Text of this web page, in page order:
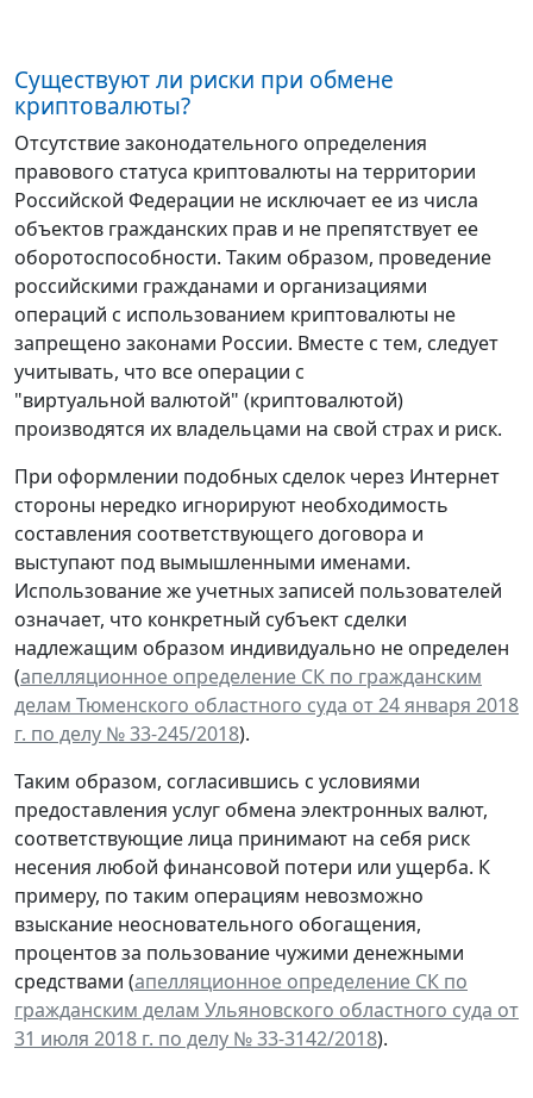
Существуют ли риски при обмене
криптовалюты?
Отсутствие законодательного определения
правового статуса криптовалюты на территории
Российской Федерации не исключает ее из числа
объектов гражданских прав и не препятствует ее
оборотоспособности. Таким образом, проведение
российскими гражданами и организациями
операций с использованием криптовалюты не
запрещено законами России. Вместе с тем, следует
учитывать, что все операции с
"виртуальной валютой" (криптовалютой)
производятся их владельцами на свой страх и риск.
При оформлении подобных сделок через Интернет
стороны нередко игнорируют необходимость
составления соответствующего договора и
выступают под вымышленными именами.
Использование же учетных записей пользователей
означает, что конкретный субъект сделки
надлежащим образом индивидуально не определен
(апелляционное определение СК по гражданским
делам Тюменского областного суда от 24 января 2018
г. по делу № 33-245/2018).
Таким образом, согласившись с условиями
предоставления услуг обмена электронных валют,
соответствующие лица принимают на себя риск
несения любой финансовой потери или ущерба. К
примеру, по таким операциям невозможно
взыскание неосновательного обогащения,
процентов за пользование чужими денежными
средствами (апелляционное определение СК по
гражданским делам Ульяновского областного суда от
31 июля 2018 г. по делу № 33-3142/2018).